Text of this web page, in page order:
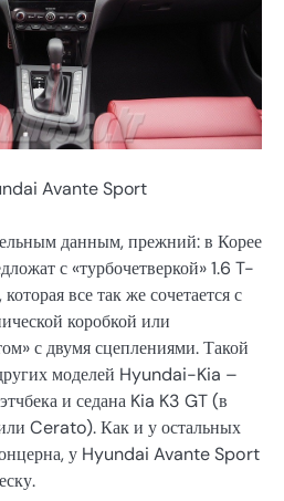
Avante Sport
данным, прежний: в Корее
с «турбочетверкой» 1.6 T-
все так же сочетается с
коробкой или
с двумя сцеплениями. Такой
моделей Hyundai-Kia –
и седана Kia K3 GT (в
Cerato). Как и у остальных
у Hyundai Avante Sport